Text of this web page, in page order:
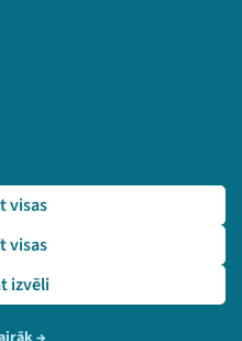
izvēli
visas
visas
lv/video-arhivs/2335?sp